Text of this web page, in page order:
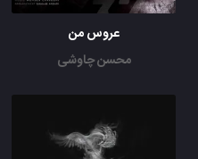
عروس من
محسن چاوشی